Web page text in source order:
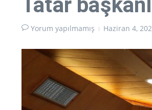
Yorum yapılmamış Haziran 4,